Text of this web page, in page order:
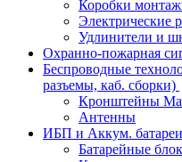
Коробки
Электрические
Удлинители и
Охранно-пожарная
Беспроводные
разъемы, каб. сборки)
Кронштейны
Антенны
ИБП и Аккум. батареи
Батарейные